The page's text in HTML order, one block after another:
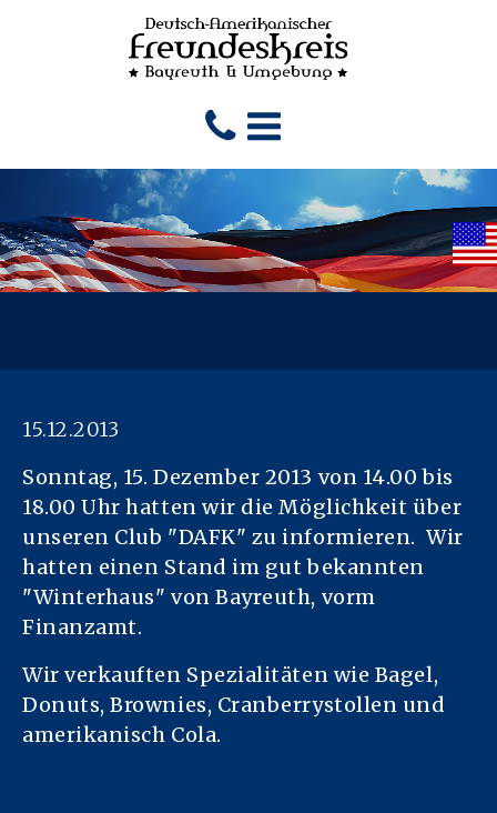
15.12.2013
Sonntag, 15. Dezember 2013 von 14.00 bis
18.00 Uhr hatten wir die Möglichkeit über
unseren Club "DAFK" zu informieren. Wir
hatten einen Stand im gut bekannten
"Winterhaus" von Bayreuth, vorm
Finanzamt.
Wir verkauften Spezialitäten wie Bagel,
Donuts, Brownies, Cranberrystollen und
amerikanisch Cola.